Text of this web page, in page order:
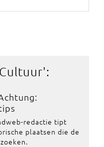
Cultuur':
redactie tipt
plaatsen die de